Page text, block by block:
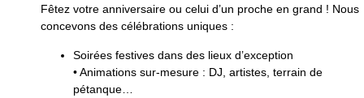
Fêtez votre anniversaire ou celui d’un proche en grand ! Nous
concevons des célébrations uniques :
Soirées festives dans des lieux d’exception
• Animations sur-mesure : DJ, artistes, terrain de
pétanque…